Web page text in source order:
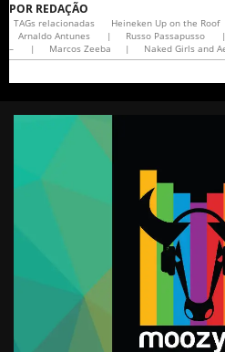
POR REDAÇÃO
TAGs relacionadas Heineken Up on the Roof
Arnaldo Antunes
| Russo Passapusso |
–
| Marcos Zeeba | Naked Girls and